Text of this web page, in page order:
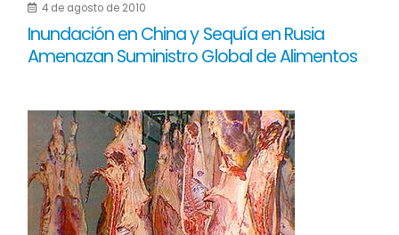
4 de agosto de 2010
Inundación en China y Sequía en Rusia
Amenazan Suministro Global de Alimentos